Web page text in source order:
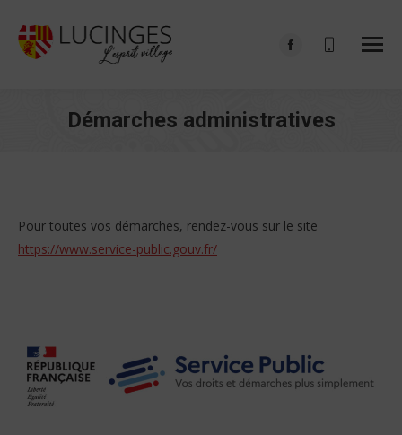
Facebook
in
Démarches administratives
Pour toutes vos démarches, rendez-vous sur le site
https://www.service-public.gouv.fr/